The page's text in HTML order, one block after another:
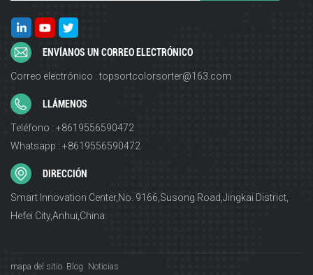
ENVÍANOS UN CORREO ELECTRÓNICO
Correo electrónico : topsortcolorsorter@163.com
LLÁMENOS
Teléfono : +8619556590472
Whatsapp : +8619556590472
DIRECCIÓN
Smart Innovation Center,No. 9166,Susong Road,Jingkai District,
Hefei City,Anhui,China.
mapa del sitio Blog Noticias